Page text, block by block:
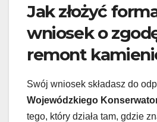
Jak złożyć
wniosek o
remont
Swój wniosek składasz do
Wojewódzkiego
tego, który działa tam, gdzie